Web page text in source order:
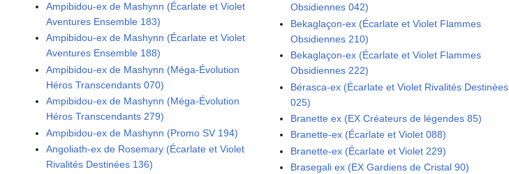
Ampibidou-ex de Mashynn (Écarlate et Violet
Aventures Ensemble 183)
Ampibidou-ex de Mashynn (Écarlate et Violet
Aventures Ensemble 188)
Ampibidou-ex de Mashynn (Méga-Évolution
Héros Transcendants 070)
Ampibidou-ex de Mashynn (Méga-Évolution
Héros Transcendants 279)
Ampibidou-ex de Mashynn (Promo SV 194)
Angoliath-ex de Rosemary (Écarlate et Violet
Rivalités Destinées 136)
Obsidiennes 042)
Bekaglaçon-ex (Écarlate et Violet Flammes
Obsidiennes 210)
Bekaglaçon-ex (Écarlate et Violet Flammes
Obsidiennes 222)
Bérasca-ex (Écarlate et Violet Rivalités Destinées
025)
Branette ex (EX Créateurs de légendes 85)
Branette-ex (Écarlate et Violet 088)
Branette-ex (Écarlate et Violet 229)
Brasegali ex (EX Gardiens de Cristal 90)